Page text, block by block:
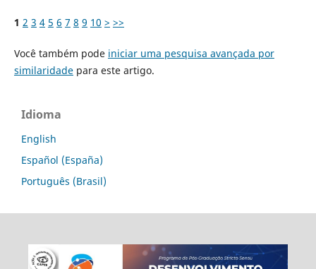
1 2 3 4 5 6 7 8 9 10 > >>
Você também pode iniciar uma pesquisa avançada por
similaridadepara este artigo.
Idioma
English
Español (España)
Português (Brasil)